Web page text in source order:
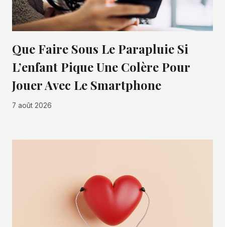
Que Faire Sous Le Parapluie Si
L’enfant Pique Une Colère Pour
Jouer Avec Le Smartphone
7 août 2026